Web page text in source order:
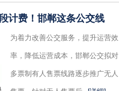
计费！邯郸这条公交线
为着力改善公交服务，提升运营效
率，降低运营成本，邯郸公交拟对
多票制有人售票线路逐步推广无人